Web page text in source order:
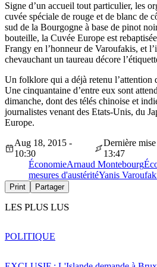
Signe d’un accueil tout particulier, les
cuvée spéciale de rouge et de blanc de
sud de la Bourgogne à base de pinot
bouteille, la Cuvée Europe est
Frangy en l’honneur de Varoufakis, et
chevauchant un taureau décore
Un folklore qui a déjà retenu l’attention
Une cinquantaine d’entre eux sont
dimanche, dont des télés chinoise et
journalistes venant des Etats-Unis, du
Europe.
Aug 18, 2015 -
10:30
Dernière
13:47
ÉconomieArnaud Montebourg
mesures d'austéritéYanis
Print Partager
LES PLUS LUS
POLITIQUE